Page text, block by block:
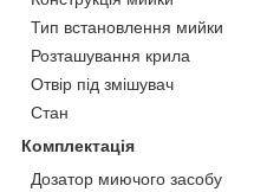
Тип встановлення мийки
Розташування крила
Отвір під змішувач
Стан
Комплектація
Дозатор миючого засобу